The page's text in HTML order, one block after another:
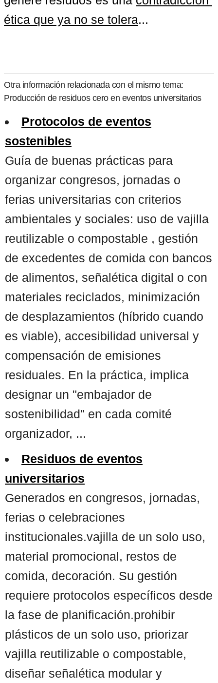
ética que ya no se tolera...
Otra información relacionada con el mismo tema:
Producción de residuos cero en eventos universitarios
Protocolos de eventos
sostenibles
Guía de buenas prácticas para
organizar congresos, jornadas o
ferias universitarias con criterios
ambientales y sociales: uso de vajilla
reutilizable o compostable , gestión
de excedentes de comida con bancos
de alimentos, señalética digital o con
materiales reciclados, minimización
de desplazamientos (híbrido cuando
es viable), accesibilidad universal y
compensación de emisiones
residuales. En la práctica, implica
designar un "embajador de
sostenibilidad" en cada comité
organizador, ...
Residuos de eventos
universitarios
Generados en congresos, jornadas,
ferias o celebraciones
institucionales.vajilla de un solo uso,
material promocional, restos de
comida, decoración. Su gestión
requiere protocolos específicos desde
la fase de planificación.prohibir
plásticos de un solo uso, priorizar
vajilla reutilizable o compostable,
diseñar señalética modular y